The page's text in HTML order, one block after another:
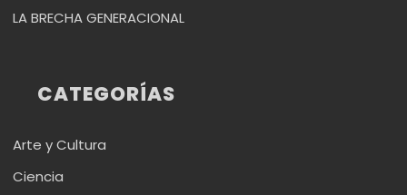
LA BRECHA GENERACIONAL
CATEGORÍAS
Arte y Cultura
Ciencia